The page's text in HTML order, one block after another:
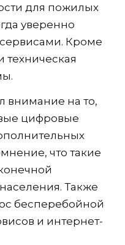
для пожилых
уверенно
Кроме
техническая
внимание на то,
цифровые
что такие
Также
бесперебойной
и интернет-